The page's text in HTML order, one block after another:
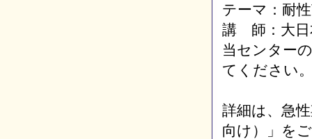
テーマ：耐
講 師：大
当センター
てください
詳細は、急
向け）」を